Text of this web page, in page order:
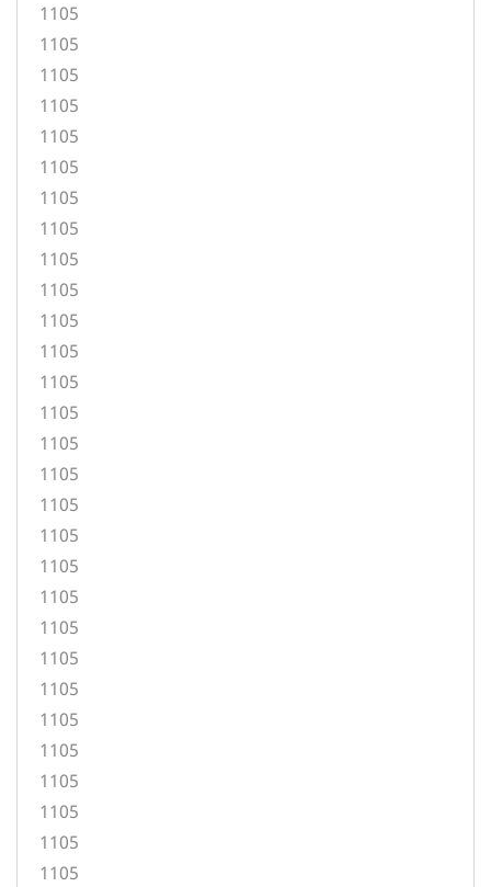
1105
1105
1105
1105
1105
1105
1105
1105
1105
1105
1105
1105
1105
1105
1105
1105
1105
1105
1105
1105
1105
1105
1105
1105
1105
1105
1105
1105
1105